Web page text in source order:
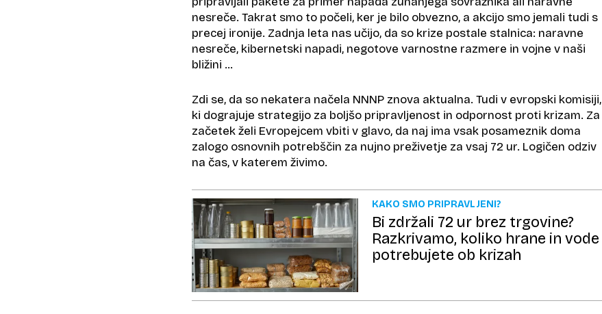
nesreče. Takrat smo to počeli, ker je bilo obvezno, a akcijo smo jemali tudi s
precej ironije. Zadnja leta nas učijo, da so krize postale stalnica: naravne
nesreče, kibernetski napadi, negotove varnostne razmere in vojne v naši
bližini …
Zdi se, da so nekatera načela NNNP znova aktualna. Tudi v evropski komisiji,
ki dograjuje strategijo za boljšo pripravljenost in odpornost proti krizam. Za
začetek želi Evropejcem vbiti v glavo, da naj ima vsak posameznik doma
zalogo osnovnih potrebščin za nujno preživetje za vsaj 72 ur. Logičen odziv
na čas, v katerem živimo.
KAKO SMO PRIPRAVLJENI?
Bi zdržali 72 ur brez trgovine?
Razkrivamo, koliko hrane in vode
potrebujete ob krizah